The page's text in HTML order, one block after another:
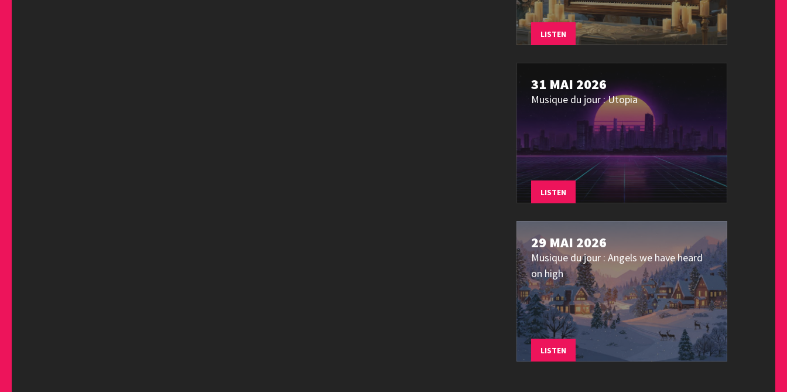
LISTEN
31 MAI 2026
Musique du jour : Utopia
LISTEN
29 MAI 2026
Musique du jour : Angels we have heard
on high
LISTEN